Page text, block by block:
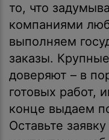
то, что
компаниями
выполняем
заказы.
доверяют – в
готовых работ,
конце выдаем
Оставьте